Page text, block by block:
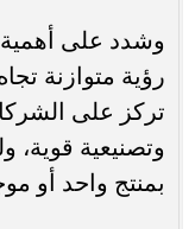
وشدد على أهمية
رؤية متوازنة
تركز على
وتصنيعية
بمنتج واحد أو